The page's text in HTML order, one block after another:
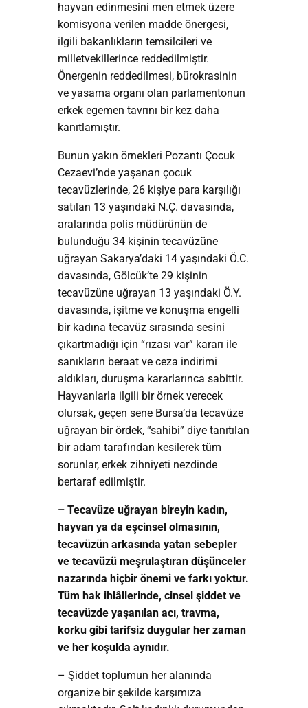
hayvan edinmesini men etmek üzere
komisyona verilen madde önergesi,
ilgili bakanlıkların temsilcileri ve
milletvekillerince reddedilmiştir.
Önergenin reddedilmesi, bürokrasinin
ve yasama organı olan parlamentonun
erkek egemen tavrını bir kez daha
kanıtlamıştır.
Bunun yakın örnekleri Pozantı Çocuk
Cezaevi’nde yaşanan çocuk
tecavüzlerinde, 26 kişiye para karşılığı
satılan 13 yaşındaki N.Ç. davasında,
aralarında polis müdürünün de
bulunduğu 34 kişinin tecavüzüne
uğrayan Sakarya’daki 14 yaşındaki Ö.C.
davasında, Gölcük’te 29 kişinin
tecavüzüne uğrayan 13 yaşındaki Ö.Y.
davasında, işitme ve konuşma engelli
bir kadına tecavüz sırasında sesini
çıkartmadığı için “rızası var” kararı ile
sanıkların beraat ve ceza indirimi
aldıkları, duruşma kararlarınca sabittir.
Hayvanlarla ilgili bir örnek verecek
olursak, geçen sene Bursa’da tecavüze
uğrayan bir ördek, “sahibi” diye tanıtılan
bir adam tarafından kesilerek tüm
sorunlar, erkek zihniyeti nezdinde
bertaraf edilmiştir.
– Tecavüze uğrayan bireyin kadın,
hayvan ya da eşcinsel olmasının,
tecavüzün arkasında yatan sebepler
ve tecavüzü meşrulaştıran düşünceler
nazarında hiçbir önemi ve farkı yoktur.
Tüm hak ihlâllerinde, cinsel şiddet ve
tecavüzde yaşanılan acı, travma,
korku gibi tarifsiz duygular her zaman
ve her koşulda aynıdır.
– Şiddet toplumun her alanında
organize bir şekilde karşımıza